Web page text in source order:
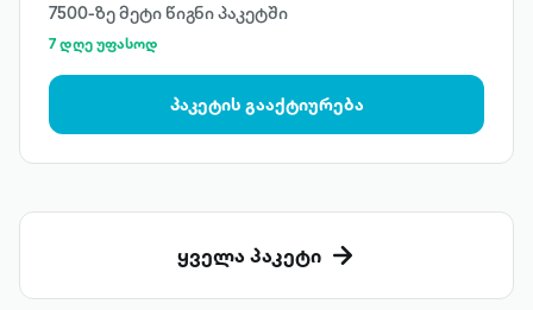
7500-ზე მეტი წიგნი პაკეტში
7 დღე უფასოდ
პაკეტის გააქტიურება
ყველა პაკეტი